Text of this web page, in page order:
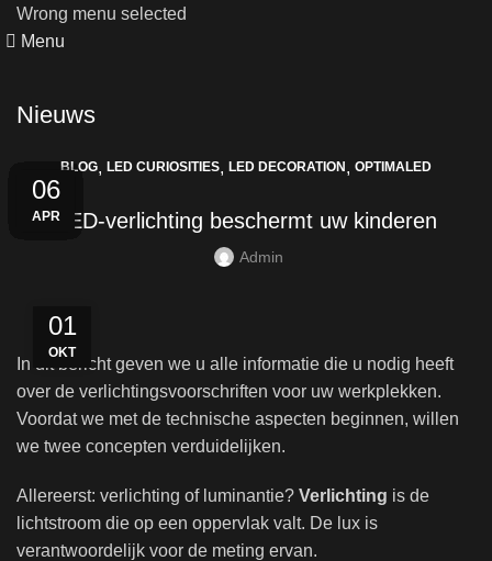
Wrong menu selected
Menu
Nieuws
BLOG, LED CURIOSITIES, LED DECORATION , OPTIMALED
LED-verlichting beschermt uw kinderen
Admin
01
OKT
In dit bericht geven we u alle informatie die u nodig heeft
over de verlichtingsvoorschriften voor uw werkplekken.
Voordat we met de technische aspecten beginnen, willen
we twee concepten verduidelijken.
Allereerst: verlichting of luminantie? Verlichting is de
lichtstroom die op een oppervlak valt. De lux is
verantwoordelijk voor de meting ervan.
24
NOV
26
NOV
21
SEP
29
JUN
19
DEC
28
JUL
28
JUL
30
JUN
13
JUN
19
MEI
06
APR